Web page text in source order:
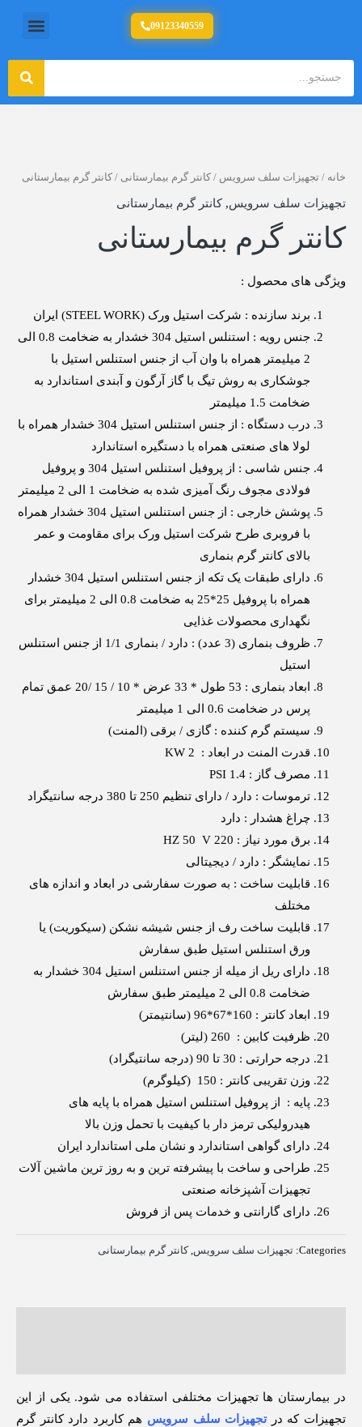
09123340559 منو
خانه / تجهیزات سلف سرویس / کانتر گرم بیمارستانی / کانتر گرم بیمارستانی
تجهیزات سلف سرویس,کانتر گرم بیمارستانی
کانتر گرم بیمارستانی
ویژگی های محصول :
برند سازنده : شرکت استیل ورک (STEEL WORK) ایران
جنس رویه : استنلس استیل 304 خشدار به ضخامت 0.8 الی
2 میلیمتر همراه با وان آب از جنس استنلس استیل با
جوشکاری به روش تیگ با گاز آرگون و آبندی استاندارد به
ضخامت 1.5 میلیمتر
درب دستگاه : از جنس استنلس استیل 304 خشدار همراه با
لولا های صنعتی همراه با دستگیره استاندارد
جنس شاسی : از پروفیل استنلس استیل 304 و پروفیل
فولادی مجوف رنگ آمیزی شده به ضخامت 1 الی 2 میلیمتر
پوشش خارجی : از جنس استنلس استیل 304 خشدار همراه
با فروبری طرح شرکت استیل ورک برای مقاومت و عمر
بالای کانتر گرم بنماری
دارای طبقات یک تکه از جنس استنلس استیل 304 خشدار
همراه با پروفیل 25*25 به ضخامت 0.8 الی 2 میلیمتر برای
نگهداری محصولات غذایی
ظروف بنماری (3 عدد) : دارد / بنماری 1/1 از جنس استنلس
استیل
ابعاد بنماری : 53 طول * 33 عرض * 10 / 15 /20 عمق تمام
پرس در ضخامت 0.6 الی 1 میلیمتر
سیستم گرم کننده : گازی / برقی (المنت)
قدرت المنت در ابعاد : KW 2
مصرف گاز : PSI 1.4
ترموسات : دارد / دارای تنظیم 250 تا 380 درجه سانتیگراد
چراغ هشدار : دارد
برق مورد نیاز : HZ 50 V 220
نمایشگر : دارد / دیجیتالی
قابلیت ساخت : به صورت سفارشی در ابعاد و اندازه های
مختلف
قابلیت ساخت رف از جنس شیشه نشکن (سیکوریت) یا
ورق استنلس استیل طبق سفارش
دارای ریل از میله از جنس استنلس استیل 304 خشدار به
ضخامت 0.8 الی 2 میلیمتر طبق سفارش
ابعاد کانتر : 160*67*96 (سانتیمتر)
ظرفیت کابین : 260 (لیتر)
درجه حرارتی : 30 تا 90 (درجه سانتیگراد)
وزن تقریبی کانتر : 150 (کیلوگرم)
پایه : از پروفیل استنلس استیل همراه با پایه های
هیدرولیکی ترمز دار با کیفیت با تحمل وزن بالا
دارای گواهی استاندارد و نشان ملی استاندارد ایران
طراحی و ساخت با پیشرفته ترین و به روز ترین ماشین آلات
تجهیزات آشپزخانه صنعتی
دارای گارانتی و خدمات پس از فروش
Categories: تجهیزات سلف سرویس ,کانتر گرم بیمارستانی
در بیمارستان ها تجهیزات مختلفی استفاده می شود. یکی از این
تجهیزات که درتجهیزات سلف سرویس هم کاربرد دارد کانتر گرم